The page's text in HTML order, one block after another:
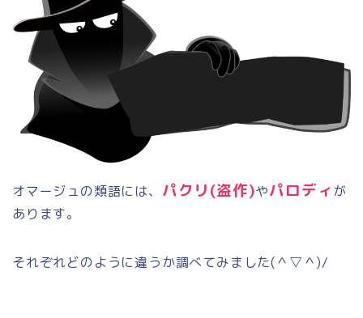
オマージュの類語には、 パクリ(盗作)やパロディ が
あります。
それぞれどのように違うか調べてみました(＾▽＾)/